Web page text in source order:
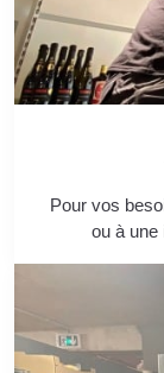
Pour vos
ou à une